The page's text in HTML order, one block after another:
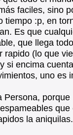
faciles, sino
tiempo :p, en
Es que
que llega
rapido (lo que
si encima
uno es
Persona,
la aniquilas.